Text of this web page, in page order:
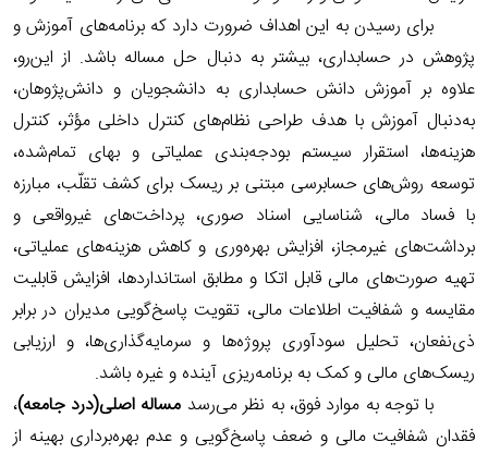
برای رسیدن به این اهداف ضرورت دارد که برنامه‌های آموزش و
پژوهش در حسابداری، بیشتر به دنبال حل مساله باشد. از این‌رو،
علاوه بر آموزش دانش حسابداری به دانشجویان و دانش‌پژوهان،
به‌دنبال آموزش با هدف طراحی نظام‌های کنترل داخلی مؤثر، کنترل
هزینه‌ها، استقرار سیستم بودجه‌بندی عملیاتی و بهای تمام‌شده،
توسعه روش‌های حسابرسی مبتنی بر ریسک برای کشف تقلّب، مبارزه
با فساد مالی، شناسایی اسناد صوری، پرداخت‌های غیرواقعی و
برداشت‌های غیرمجاز، افزایش بهره‌وری و کاهش هزینه‌های عملیاتی،
تهیه صورت‌های مالی قابل اتکا و مطابق استانداردها، افزایش قابلیت
مقایسه و شفافیت اطلاعات مالی، تقویت پاسخ‌گویی مدیران در برابر
ذی‌نفعان، تحلیل سودآوری پروژه‌ها و سرمایه‌گذاری‌ها، و ارزیابی
ریسک‌های مالی و کمک به برنامه‌ریزی آینده و غیره باشد.
با توجه به موارد فوق، به نظر می‌رسد مساله اصلی(درد جامعه)،
فقدان شفافیت مالی و ضعف پاسخ‌گویی و عدم بهره‌برداری بهینه از